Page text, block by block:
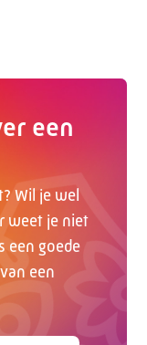
een
Wil je wel
weet je niet
een goede
een